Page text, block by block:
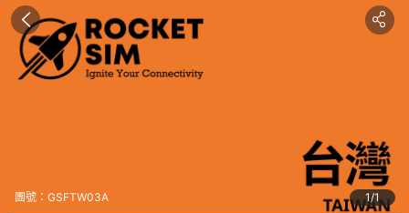
指定日期特別優惠每位最高勁減HKD 54
覆蓋地區:台灣
請於落單前先與我們聯絡。</strong></span></p>
可用日數: 5日。SIM卡啟用後起計，至第5日香港時間23:59結
束。(視乎所選用之數據及日期而定。)
1 1
團號： GSFTW03A